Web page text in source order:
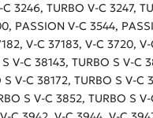
3246, TURBO V-C 3247,
PASSION V-C 3544,
V-C 37183, V-C 3720,
V-C 38143, TURBO S V-C
V-C 38172, TURBO S V-C
S V-C 3852, TURBO S